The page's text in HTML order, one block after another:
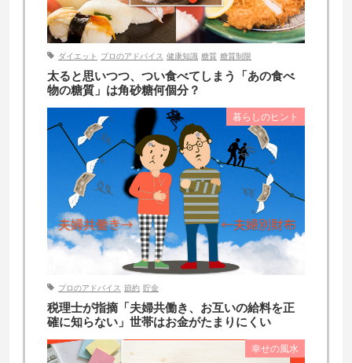
ダイエット プロのアドバイス 健康知識 糖質 糖質制限
太ると思いつつ、つい食べてしまう「あの食べ
物の糖質」は角砂糖何個分？
暮らしのヒント
プロのアドバイス 節約 貯金
税理士が指摘「夫婦共働き、お互いの給料を正
確に知らない」世帯はお金がたまりにくい
幸せの風水